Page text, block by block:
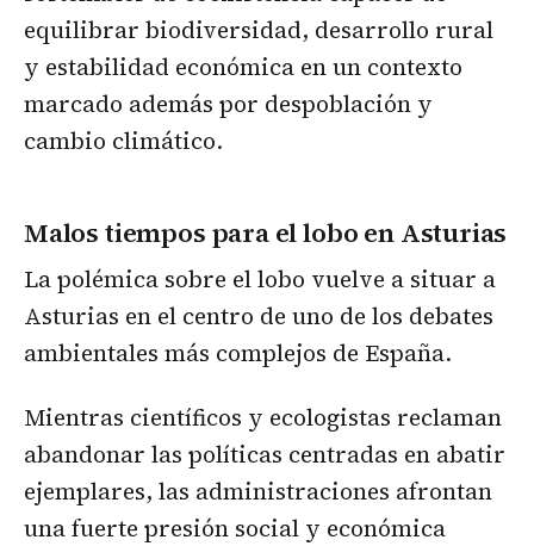
equilibrar biodiversidad, desarrollo rural
y estabilidad económica en un contexto
marcado además por despoblación y
cambio climático.
Malos tiempos para el lobo en Asturias
La polémica sobre el lobo vuelve a situar a
Asturias en el centro de uno de los debates
ambientales más complejos de España.
Mientras científicos y ecologistas reclaman
abandonar las políticas centradas en abatir
ejemplares, las administraciones afrontan
una fuerte presión social y económica